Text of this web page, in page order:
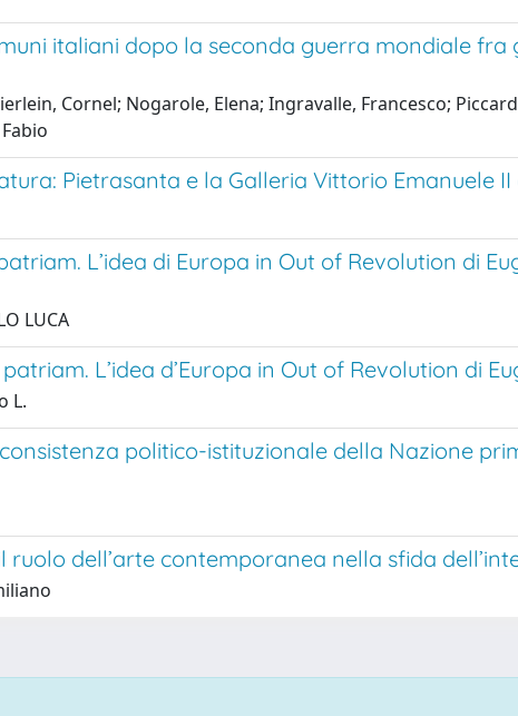
italiani dopo la seconda guerra mondiale
Cornel; Nogarole, Elena; Ingravalle, Francesco;
Pietrasanta e la Galleria Vittorio Emanuele
L’idea di Europa in Out of Revolution di
LUCA
L’idea d’Europa in Out of Revolution di
L.
politico-istituzionale della Nazione
ruolo dell’arte contemporanea nella sfida